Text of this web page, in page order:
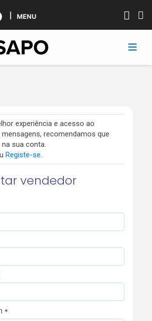
MENU
experiência e acesso ao
recomendamos que
sua conta.
Registe-se.
vendedor